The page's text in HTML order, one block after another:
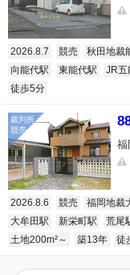
2026.8.7 競売 秋田地裁
向能代駅
東能代駅 JR五
徒歩5分
福
2026.8.6 競売 福岡地裁
大牟田駅
新栄町駅 荒尾
土地200m²～
築13年 徒